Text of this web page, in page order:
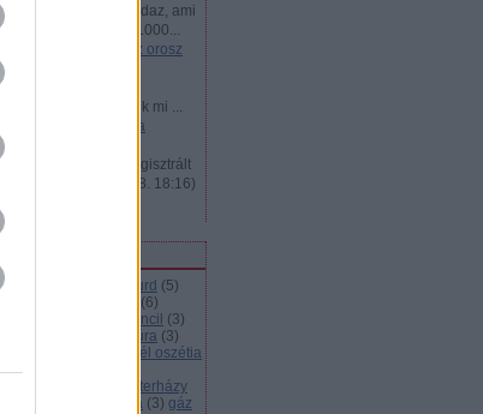
Ime mindaz, ami
vizumhoz www.1000...
Mi kell az orosz
ukran látnok
leszünk mi ...
50 éves a
anekdota
200 millió regisztrált
2013.05.18. 18:16)
az orosz?
abramovics abszurd (5)
(6)
british council (3)
cenzúra (3)
dél oszétia
esterházy
gabona (3) gáz